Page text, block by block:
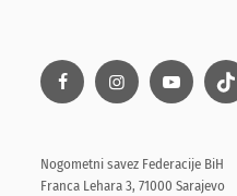
Nogometni savez Federacije BiH
Franca Lehara 3, 71000 Sarajevo